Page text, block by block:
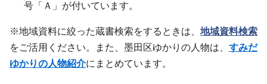
号「Ａ」が付いています。
※地域資料に絞った蔵書検索をするときは、 地域資料検索
をご活用ください。また、墨田区ゆかりの人物は、 すみだ
ゆかりの人物紹介にまとめています。